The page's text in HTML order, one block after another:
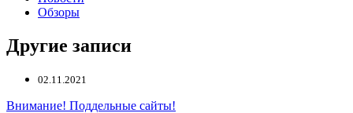
Обзоры
Другие записи
02.11.2021
Внимание! Поддельные сайты!